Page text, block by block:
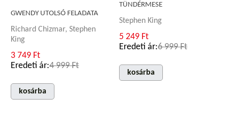
GWENDY UTOLSÓ FELADATA
Richard Chizmar, Stephen
King
3 749 Ft
Eredeti ár:4 999 Ft
kosárba
TÜNDÉRMESE
Stephen King
5 249 Ft
Eredeti ár:6 999 Ft
kosárba